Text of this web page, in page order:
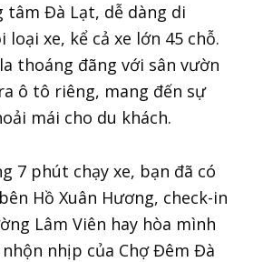
tâm Đà Lạt, dễ dàng di
loại xe, kể cả xe lớn 45 chỗ.
thoáng đãng với sân vườn
ô tô riêng, mang đến sự
mái cho du khách.
7 phút chạy xe, bạn đã có
Hồ Xuân Hương, check-in
Lâm Viên hay hòa mình
nhịp của Chợ Đêm Đà